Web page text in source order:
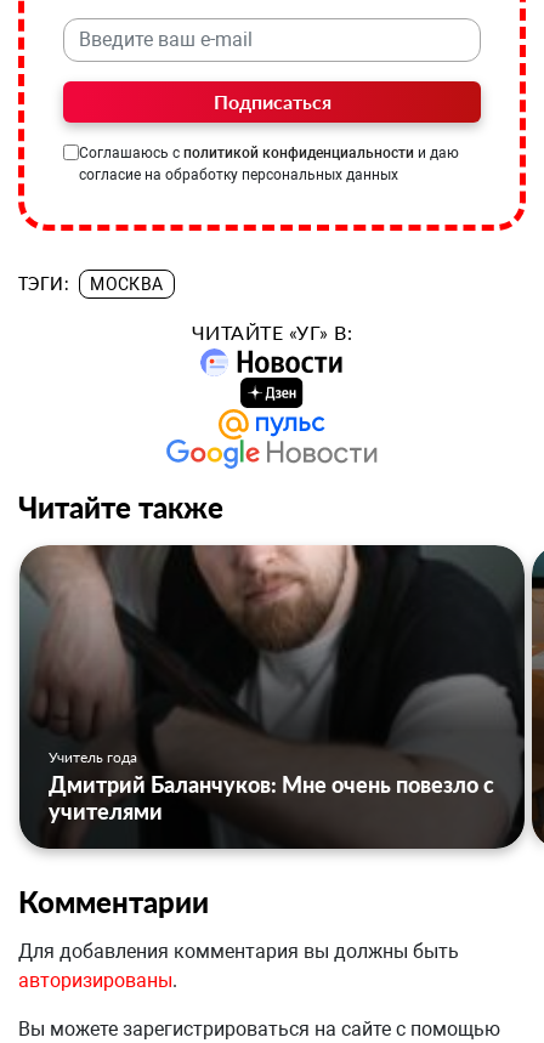
Подписаться
Соглашаюсь с политикой конфиденциальности и даю
согласие на обработку персональных данных
ТЭГИ: МОСКВА
ЧИТАЙТЕ «УГ» В:
Читайте также
Учитель года
Дмитрий Баланчуков: Мне очень повезло с
учителями
Комментарии
Для добавления комментария вы должны быть
авторизированы.
Вы можете зарегистрироваться на сайте с помощью